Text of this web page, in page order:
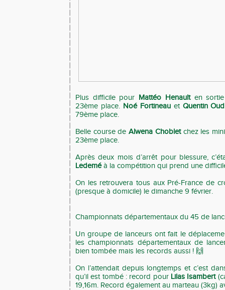
Plus difficile pour Mattéo Henaulten
23ème place. Noé Fortineauet Quentin
79ème place.
Belle course deAlwena Chobletchez les
23ème place.
Après deux mois d’arrêt pour blessure,
Ledeméà la compétition qui prend une
On les retrouvera tous aux Pré-France de
(presque à domicile) le dimanche 9 février.
Championnats départementaux du 45 de
Un groupe de lanceurs ont fait le
les championnats départementaux de
bien tombée mais les records aussi ! 🙌
On l’attendait depuis longtemps et c’est
qu’il est tombé : record pour Lilas Isambert
19,16m. Record également au marteau (3kg)